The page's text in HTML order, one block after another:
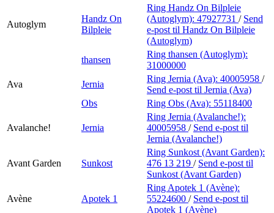
Autoglym
Handz On
Bilpleie
Ring Handz On Bilpleie
(Autoglym): 47927731 / Send
e-post til Handz On Bilpleie
(Autoglym)
thansen
Ring thansen (Autoglym):
31000000
Ava
Jernia
Ring Jernia (Ava): 40005958 /
Send e-post til Jernia (Ava)
Obs
Ring Obs (Ava): 55118400
Avalanche! Jernia
Ring Jernia (Avalanche!):
40005958 / Send e-post til
Jernia (Avalanche!)
Avant Garden Sunkost
Ring Sunkost (Avant Garden):
476 13 219 / Send e-post til
Sunkost (Avant Garden)
Avène Apotek 1
Ring Apotek 1 (Avène):
55224600 / Send e-post til
Apotek 1 (Avène)